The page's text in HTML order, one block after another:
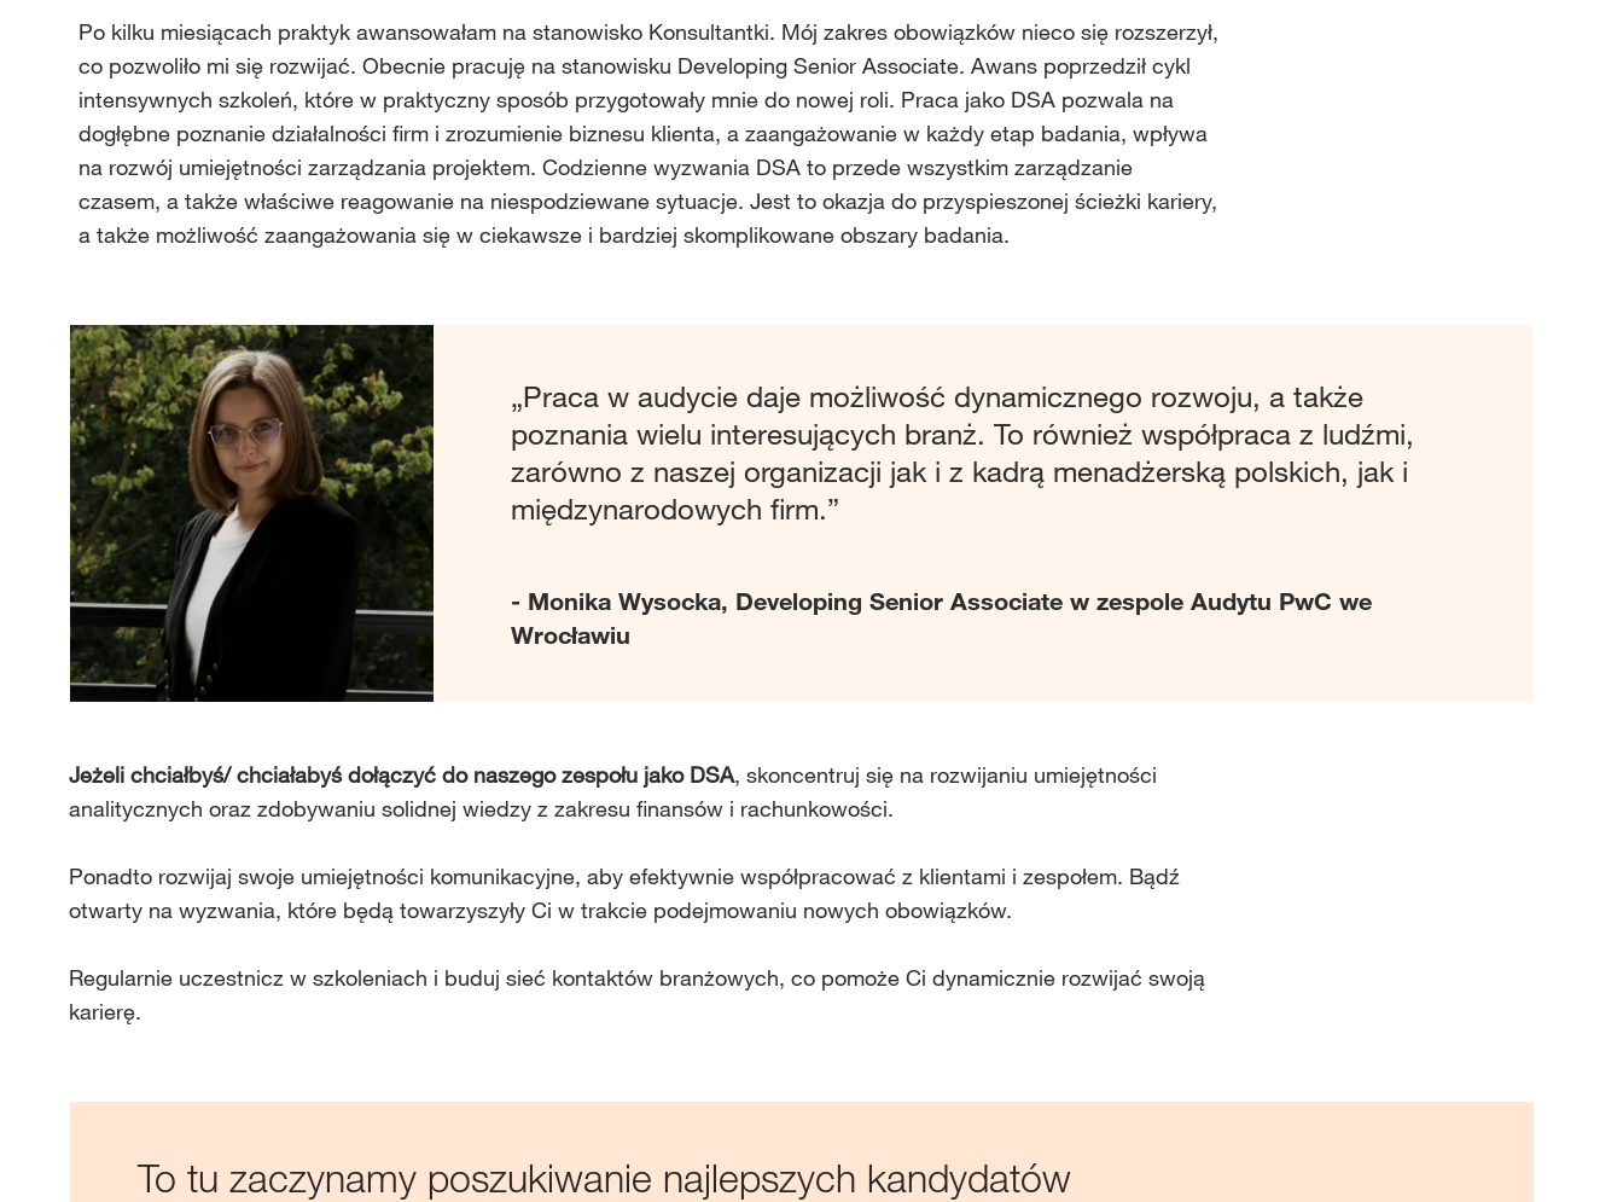
Po kilku miesiącach praktyk awansowałam na stanowisko Konsultantki. Mój zakres obowiązków nieco się rozszerzył,
co pozwoliło mi się rozwijać. Obecnie pracuję na stanowisku Developing Senior Associate. Awans poprzedził cykl
intensywnych szkoleń, które w praktyczny sposób przygotowały mnie do nowej roli. Praca jako DSA pozwala na
dogłębne poznanie działalności firm i zrozumienie biznesu klienta, a zaangażowanie w każdy etap badania, wpływa
na rozwój umiejętności zarządzania projektem. Codzienne wyzwania DSA to przede wszystkim zarządzanie
czasem, a także właściwe reagowanie na niespodziewane sytuacje. Jest to okazja do przyspieszonej ścieżki kariery,
a także możliwość zaangażowania się w ciekawsze i bardziej skomplikowane obszary badania.
„Praca w audycie daje możliwość dynamicznego rozwoju, a także
poznania wielu interesujących branż. To również współpraca z ludźmi,
zarówno z naszej organizacji jak i z kadrą menadżerską polskich, jak i
międzynarodowych firm.”
- Monika Wysocka, Developing Senior Associate w zespole Audytu PwC we
Wrocławiu
Jeżeli chciałbyś/ chciałabyś dołączyć do naszego zespołu jako DSA, skoncentruj się na rozwijaniu umiejętności
analitycznych oraz zdobywaniu solidnej wiedzy z zakresu finansów i rachunkowości.
Ponadto rozwijaj swoje umiejętności komunikacyjne, aby efektywnie współpracować z klientami i zespołem. Bądź
otwarty na wyzwania, które będą towarzyszyły Ci w trakcie podejmowaniu nowych obowiązków.
Regularnie uczestnicz w szkoleniach i buduj sieć kontaktów branżowych, co pomoże Ci dynamicznie rozwijać swoją
karierę.
To tu zaczynamy poszukiwanie najlepszych kandydatów